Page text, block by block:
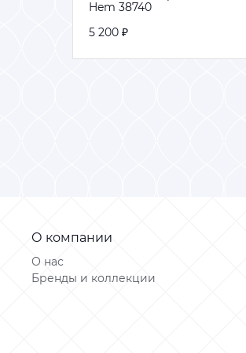
Hem 38740
5 200 ₽
Hem 38740
5 200 ₽
О компании
О нас
Бренды и коллекции